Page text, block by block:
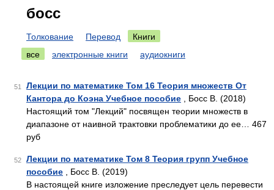
босс
Толкование Перевод
Книги
все
электронные книги аудиокниги
51
Лекции по математике Том 16 Теория множеств От
Кантора до Коэна Учебное пособие , Босс В. (2018)
Настоящий том "Лекций" посвящен теории множеств в
диапазоне от наивной трактовки проблематики до ее… 467
руб
52
Лекции по математике Том 8 Теория групп Учебное
пособие , Босс В. (2019)
В настоящей книге изложение преследует цель перевести